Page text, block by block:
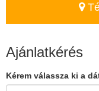
Ajánlatkérés
Kérem válassza ki a